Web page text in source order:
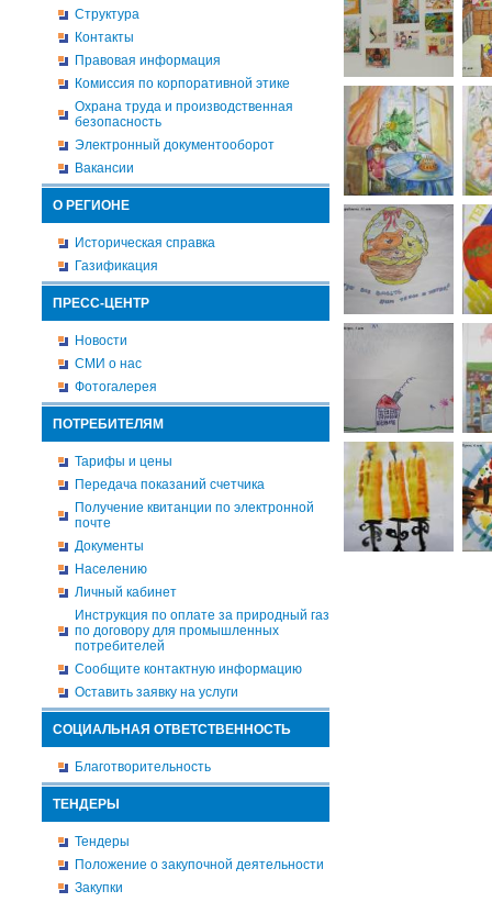
Структура
Контакты
Правовая информация
Комиссия по корпоративной этике
Охрана труда и производственная
безопасность
Электронный документооборот
Вакансии
О РЕГИОНЕ
Историческая справка
Газификация
ПРЕСС-ЦЕНТР
Новости
СМИ о нас
Фотогалерея
ПОТРЕБИТЕЛЯМ
Тарифы и цены
Передача показаний счетчика
Получение квитанции по электронной
почте
Документы
Населению
Личный кабинет
Инструкция по оплате за природный газ
по договору для промышленных
потребителей
Сообщите контактную информацию
Оставить заявку на услуги
СОЦИАЛЬНАЯ ОТВЕТСТВЕННОСТЬ
Благотворительность
ТЕНДЕРЫ
Тендеры
Положение о закупочной деятельности
Закупки